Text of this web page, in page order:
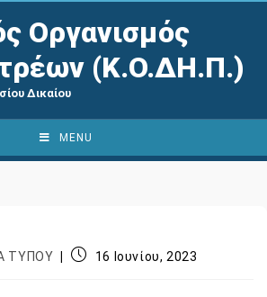
Οργανισμός
(Κ.Ο.ΔΗ.Π.)
Δικαίου
MENU
ΤΥΠΟΥ 16 Ιουνίου, 2023